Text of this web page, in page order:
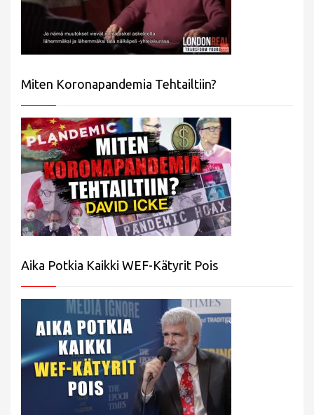
Miten Koronapandemia Tehtailtiin?
Aika Potkia Kaikki WEF-Kätyrit Pois